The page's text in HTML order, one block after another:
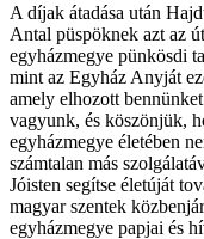
A díjak átadása után
Antal püspöknek azt az
egyházmegye pünkösdi
mint az Egyház Anyját
amely elhozott
vagyunk, és köszönjük,
egyházmegye életében
számtalan más
Jóisten segítse életúját
magyar szentek
egyházmegye papjai és